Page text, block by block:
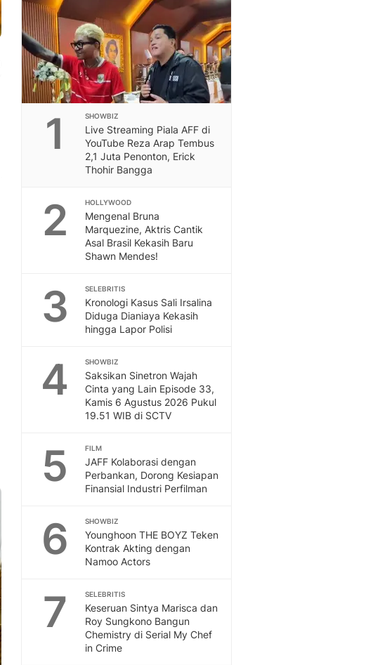
1 SHOWBIZ
Live Streaming Piala AFF di
YouTube Reza Arap Tembus
2,1 Juta Penonton, Erick
Thohir Bangga
2 HOLLYWOOD
Mengenal Bruna
Marquezine, Aktris Cantik
Asal Brasil Kekasih Baru
Shawn Mendes!
3 SELEBRITIS
Kronologi Kasus Sali Irsalina
Diduga Dianiaya Kekasih
hingga Lapor Polisi
4 SHOWBIZ
Saksikan Sinetron Wajah
Cinta yang Lain Episode 33,
Kamis 6 Agustus 2026 Pukul
19.51 WIB di SCTV
5 FILM
JAFF Kolaborasi dengan
Perbankan, Dorong Kesiapan
Finansial Industri Perfilman
6 SHOWBIZ
Younghoon THE BOYZ Teken
Kontrak Akting dengan
Namoo Actors
7 SELEBRITIS
Keseruan Sintya Marisca dan
Roy Sungkono Bangun
Chemistry di Serial My Chef
in Crime